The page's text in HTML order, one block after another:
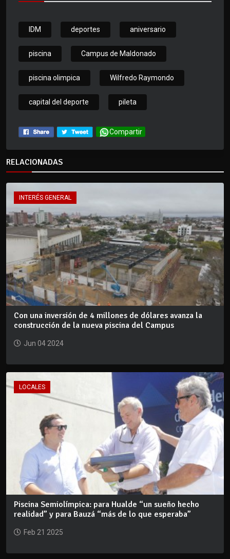
IDM deportes aniversario
piscina Campus de Maldonado
piscina olimpica Wilfredo Raymondo
capital del deporte pileta
Compartir
RELACIONADAS
INTERÉS GENERAL
Con una inversión de 4 millones de dólares avanza la
construcción de la nueva piscina del Campus
Jun 04 2024
LOCALES
Piscina Semiolímpica: para Hualde “un sueño hecho
realidad” y para Bauzá “más de lo que esperaba”
Feb 21 2025